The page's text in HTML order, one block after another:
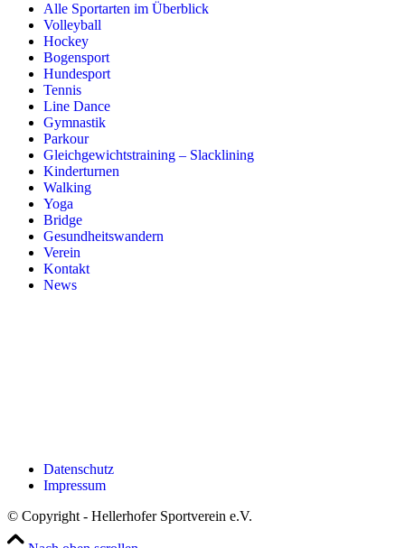
Alle Sportarten im Überblick
Volleyball
Hockey
Bogensport
Hundesport
Tennis
Line Dance
Gymnastik
Parkour
Gleichgewichtstraining – Slacklining
Kinderturnen
Walking
Yoga
Bridge
Gesundheitswandern
Verein
Kontakt
News
Datenschutz
Impressum
© Copyright - Hellerhofer Sportverein e.V.